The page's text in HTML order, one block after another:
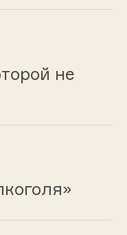
не